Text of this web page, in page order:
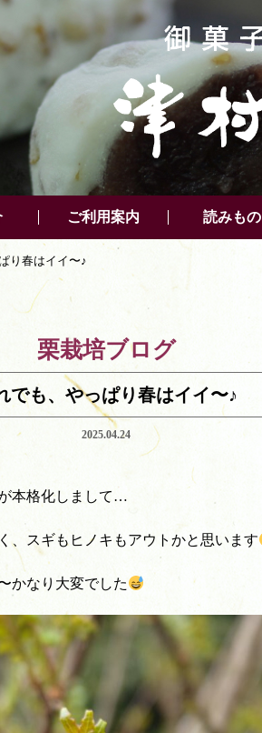
ご利用案内 読みもの
り春はイイ〜♪
栗栽培ブログ
でも、やっぱり春はイイ〜♪
2025.04.24
本格化しまして…
、スギもヒノキもアウトかと思います
かなり大変でした